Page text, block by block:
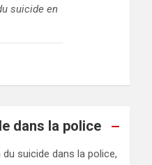
suicide en
dans la police
suicide dans la police,